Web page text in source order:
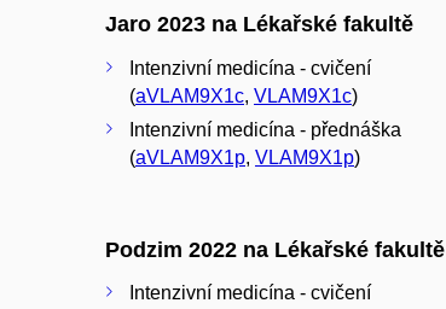
Jaro 2023 na Lékařské fakultě
Intenzivní medicína - cvičení
(aVLAM9X1c, VLAM9X1c)
Intenzivní medicína - přednáška
(aVLAM9X1p, VLAM9X1p)
Podzim 2022 na Lékařské fakultě
Intenzivní medicína - cvičení